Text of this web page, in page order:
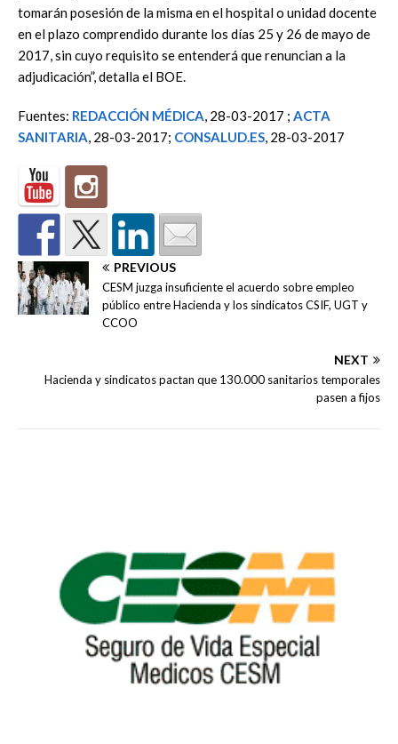
tomarán posesión de la misma en el hospital o unidad docente
en el plazo comprendido durante los días 25 y 26 de mayo de
2017, sin cuyo requisito se entenderá que renuncian a la
adjudicación”, detalla el BOE.
Fuentes: REDACCIÓN MÉDICA, 28-03-2017 ; ACTA
SANITARIA, 28-03-2017; CONSALUD.ES, 28-03-2017
PREVIOUS
CESM juzga insuficiente el acuerdo sobre empleo
público entre Hacienda y los sindicatos CSIF, UGT y
CCOO
NEXT
Hacienda y sindicatos pactan que 130.000 sanitarios temporales
pasen a fijos